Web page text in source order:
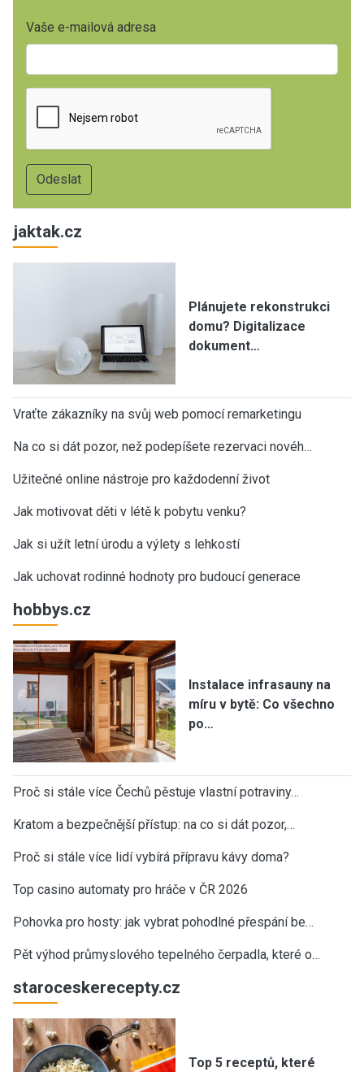
Vaše e-mailová adresa
jaktak.cz
Plánujete rekonstrukci
domu? Digitalizace
dokument…
Vraťte zákazníky na svůj web pomocí remarketingu
Na co si dát pozor, než podepíšete rezervaci novéh…
Užitečné online nástroje pro každodenní život
Jak motivovat děti v létě k pobytu venku?
Jak si užít letní úrodu a výlety s lehkostí
Jak uchovat rodinné hodnoty pro budoucí generace
hobbys.cz
Instalace infrasauny na
míru v bytě: Co všechno
po…
Proč si stále více Čechů pěstuje vlastní potraviny…
Kratom a bezpečnější přístup: na co si dát pozor,…
Proč si stále více lidí vybírá přípravu kávy doma?
Top casino automaty pro hráče v ČR 2026
Pohovka pro hosty: jak vybrat pohodlné přespání be…
Pět výhod průmyslového tepelného čerpadla, které o…
staroceskerecepty.cz
Top 5 receptů, které